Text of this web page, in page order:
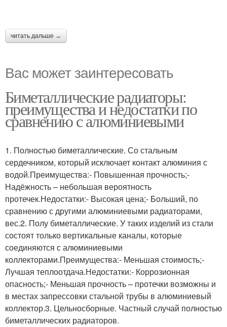
читать дальше →
Вас может заинтересовать
Биметаллические радиаторы:
преимущества и недостатки по
сравнению с алюминиевыми
1. Полностью биметаллические. Со стальным
сердечником, который исключает контакт алюминия с
водой.Преимущества:- Повышенная прочность;-
Надёжность – небольшая вероятность
протечек.Недостатки:- Высокая цена;- Больший, по
сравнению с другими алюминиевыми радиаторами,
вес.2. Полу биметаллические. У таких изделий из стали
состоят только вертикальные каналы, которые
соединяются с алюминиевыми
коллекторами.Преимущества:- Меньшая стоимость;-
Лучшая теплоотдача.Недостатки:- Коррозионная
опасность;- Меньшая прочность – протечки возможны и
в местах запрессовки стальной трубы в алюминиевый
коллектор.3. Цельносборные. Частный случай полностью
биметаллических радиаторов.